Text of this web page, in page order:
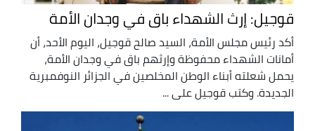
قوجيل: إرث الشهداء باق في وجدان الأمة
أكد رئيس مجلس الأمة، السيد صالح قوجيل، اليوم الأحد، أن
أمانات الشهداء محفوظة وإرثهم باق في وجدان الأمة،
يحمل شعلته أبناء الوطن المخلصين في الجزائر النوفمبرية
الجديدة. وكتب قوجيل على ...